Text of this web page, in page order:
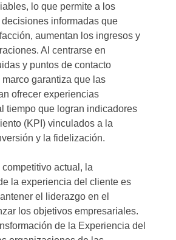
lo que permite a los
informadas que
aumentan los ingresos y
Al centrarse en
y puntos de contacto
garantiza que las
ofrecer experiencias
tiempo que logran indicadores
(KPI) vinculados a la
y la fidelización.
actual, la
la experiencia del cliente es
el liderazgo en el
los objetivos empresariales.
de la Experiencia del